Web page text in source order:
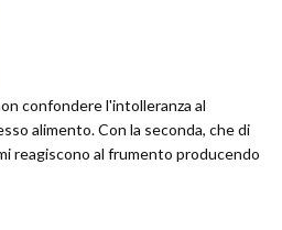
confondere l'intolleranza al
alimento. Con la seconda, che di
reagiscono al frumento producendo